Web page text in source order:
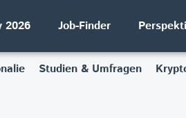
2026 Job-Finder
Studien & Umfragen